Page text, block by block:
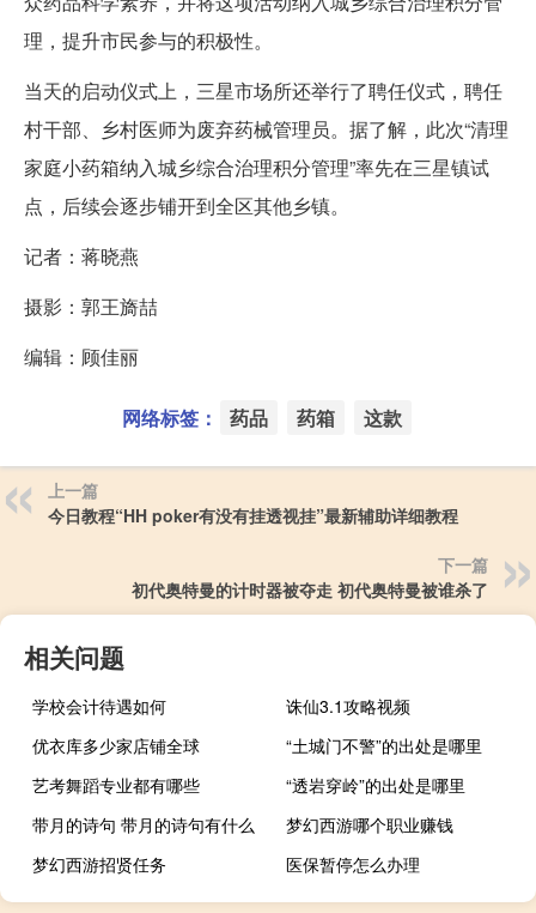
理，提升市民参与的积极性。
当天的启动仪式上，三星市场所还举行了聘任仪式，聘任
村干部、乡村医师为废弃药械管理员。据了解，此次“清理
家庭小药箱纳入城乡综合治理积分管理”率先在三星镇试
点，后续会逐步铺开到全区其他乡镇。
记者：蒋晓燕
摄影：郭王旖喆
编辑：顾佳丽
网络标签： 药品 药箱 这款
上一篇
今日教程“HH poker有没有挂透视挂”最新辅助详细教程
下一篇
初代奥特曼的计时器被夺走 初代奥特曼被谁杀了
相关问题
学校会计待遇如何
诛仙3.1攻略视频
优衣库多少家店铺全球
“土城门不警”的出处是哪里
艺考舞蹈专业都有哪些
“透岩穿岭”的出处是哪里
带月的诗句 带月的诗句有什么
梦幻西游哪个职业赚钱
梦幻西游招贤任务
医保暂停怎么办理